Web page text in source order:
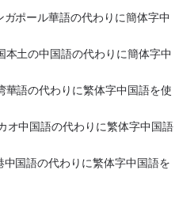
ポール華語の代わりに簡体字中
土の中国語の代わりに簡体字中
語の代わりに繁体字中国語を使
中国語の代わりに繁体字中国語
国語の代わりに繁体字中国語を